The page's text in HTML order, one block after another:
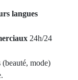
langues
24h/24
mode)